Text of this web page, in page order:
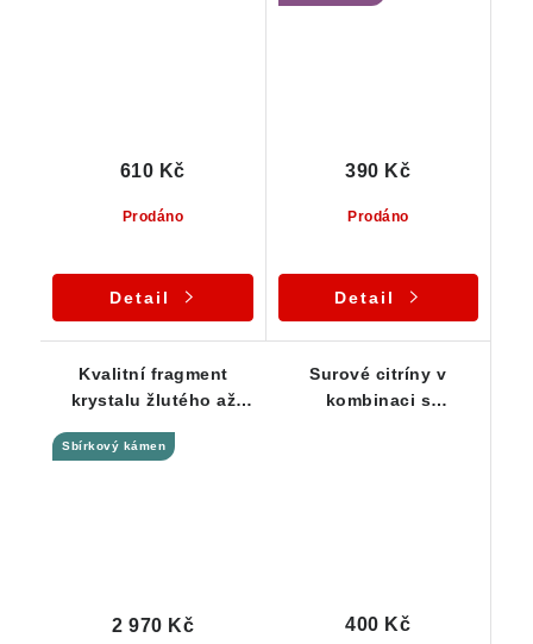
Prodáno
610 Kč
Detail
Prodáno
390 Kč
Detail
Kvalitní fragment
krystalu žlutého až
Vysočiny
Sbírkový kámen
2 970 Kč
Surové citríny v
kombinaci s
400 Kč